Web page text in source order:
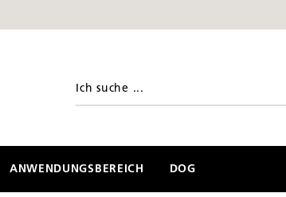
ANWENDUNGSBEREICH DOG